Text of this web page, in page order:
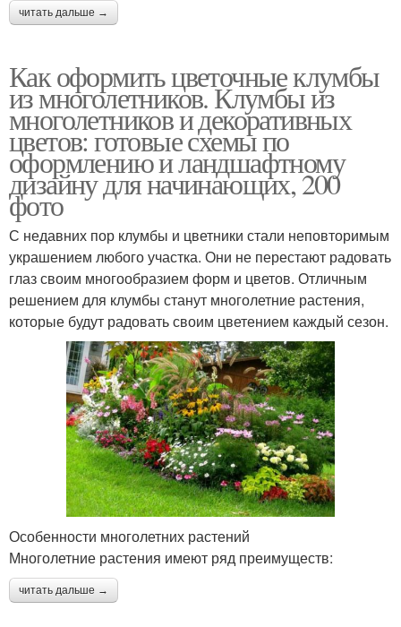
читать дальше →
Как оформить цветочные клумбы
из многолетников. Клумбы из
многолетников и декоративных
цветов: готовые схемы по
оформлению и ландшафтному
дизайну для начинающих, 200
фото
С недавних пор клумбы и цветники стали неповторимым
украшением любого участка. Они не перестают радовать
глаз своим многообразием форм и цветов. Отличным
решением для клумбы станут многолетние растения,
которые будут радовать своим цветением каждый сезон.
Особенности многолетних растений
Многолетние растения имеют ряд преимуществ:
читать дальше →